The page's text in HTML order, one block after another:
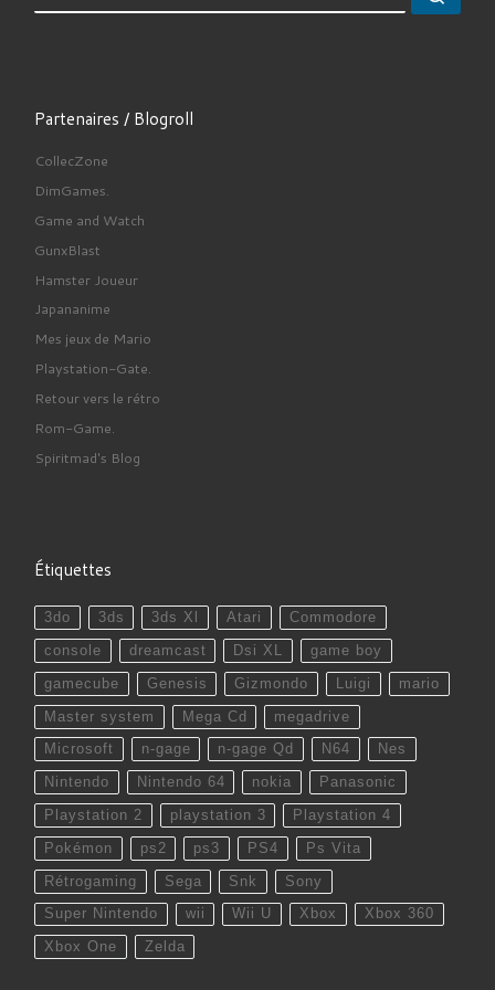
Partenaires / Blogroll
CollecZone
DimGames.
Game and Watch
GunxBlast
Hamster Joueur
Japananime
Mes jeux de Mario
Playstation-Gate.
Retour vers le rétro
Rom-Game.
Spiritmad's Blog
Étiquettes
3do 3ds 3ds Xl Atari Commodore
console dreamcast Dsi XL game boy
gamecube Genesis Gizmondo Luigi mario
Master system Mega Cd megadrive
Microsoft n-gage n-gage Qd N64 Nes
Nintendo Nintendo 64 nokia Panasonic
Playstation 2 playstation 3 Playstation 4
Pokémon ps2 ps3 PS4 Ps Vita
Rétrogaming Sega Snk Sony
Super Nintendo wii Wii U Xbox Xbox 360
Xbox One Zelda